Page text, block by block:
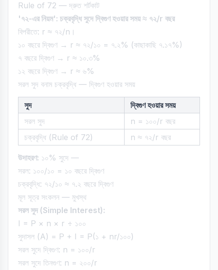
Rule of 72 — দ্রুত শর্টকাট
'৭২-এর নিয়ম': চক্রবৃদ্ধি সুদে দ্বিগুণ হওয়ার সময় ≈ ৭২/r বছর
বিপরীতে: r ≈ ৭২/n।
১০ বছরে দ্বিগুণ → r ≈ ৭২/১০ = ৭.২% (কাছাকাছি ৭.১৭%)
৭ বছরে দ্বিগুণ → r ≈ ১০.৩%
১২ বছরে দ্বিগুণ → r ≈ ৬%
সরল সুদ বনাম চক্রবৃদ্ধি — দ্বিগুণ হওয়ার সময়
সুদ
দ্বিগুণ হওয়ার সময়
সরল সুদ
n = ১০০/r বছর
চক্রবৃদ্ধি (Rule of 72)
n ≈ ৭২/r বছর
উদাহরণ: ১০% সুদে —
সরল: ১০০/১০ = ১০ বছরে দ্বিগুণ
চক্রবৃদ্ধি: ৭২/১০ ≈ ৭.২ বছরে দ্বিগুণ
মূল সূত্র সংকলন — মুখস্থ
সরল সুদ (Simple Interest):
I = P × n × r ÷ ১০০
সুদাসল (A) = P + I = P(১ + nr/১০০)
সরল সুদে দ্বিগুণ: n = ১০০/r
সরল সুদে তিনগুণ: n = ২০০/r